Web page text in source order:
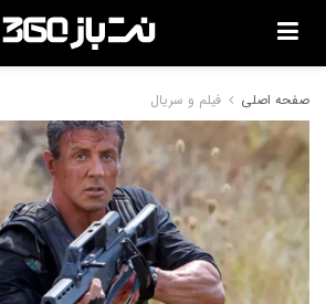
صفحه اصلی فیلم و سریال